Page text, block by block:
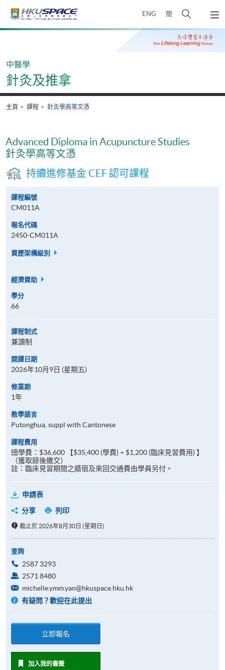
ENG 簡
開
搜
尋
彈
出
主
Main
中醫學
針灸及推拿
主頁 課程 針灸學高等文憑
Advanced Diploma in Acupuncture Studies
針灸學高等文憑
持續進修基金 CEF 認可課程
課程編號
CM011A
報名代碼
2450-CM011A
資歷架構級別
經濟資助
學分
66
課程制式
兼讀制
開課日期
2026年10月9日 (星期五)
修業期
1年
教學語言
Putonghua, suppl with Cantonese
課程費用
總學費：$36,600 【$35,400 (學費) + $1,200 (臨床見習費用) 】
（獲取錄後繳交）
註：臨床見習期間之膳宿及來回交通費由學員另付。
申請表
分享
列印
截止於 2026年8月30日 (星期日)
查詢
2587 3293
2571 8480
michelle.ymm.yan@hkuspace.hku.hk
有疑問？歡迎在此提出
立即報名
加入我的書籤